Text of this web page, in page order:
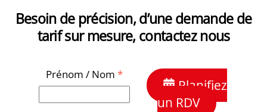
Besoin de précision, d’une demande de
tarif sur mesure, contactez nous
Prénom / Nom *
Planifiez
un RDV